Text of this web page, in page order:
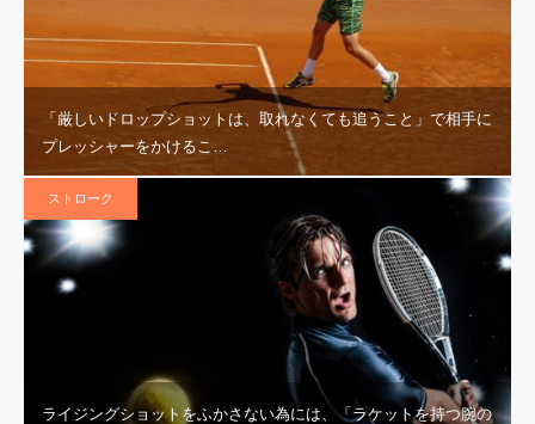
「厳しいドロップショットは、取れなくても追うこと」で相手に
プレッシャーをかけるこ…
ストローク
ライジングショットをふかさない為には、「ラケットを持つ腕の